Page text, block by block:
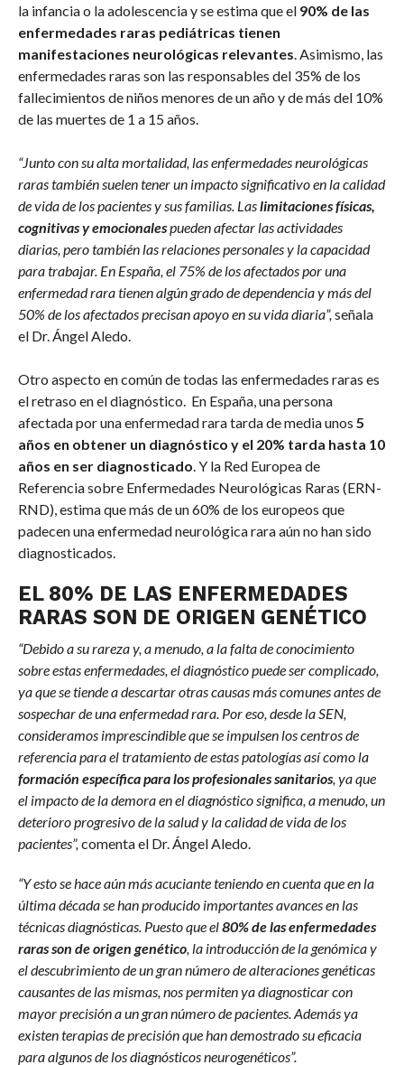
la infancia o la adolescencia y se estima que el 90% de las
enfermedades raras pediátricas tienen
manifestaciones neurológicas relevantes . Asimismo, las
enfermedades raras son las responsables del 35% de los
fallecimientos de niños menores de un año y de más del 10%
de las muertes de 1 a 15 años.
“Junto con su alta mortalidad, las enfermedades neurológicas
raras también suelen tener un impacto significativo en la calidad
de vida de los pacientes y sus familias. Laslimitaciones físicas,
cognitivas y emocionalespueden afectar las actividades
diarias, pero también las relaciones personales y la capacidad
para trabajar. En España, el 75% de los afectados por una
enfermedad rara tienen algún grado de dependencia y más del
50% de los afectados precisan apoyo en su vida diaria”, señala
el Dr. Ángel Aledo.
Otro aspecto en común de todas las enfermedades raras es
el retraso en el diagnóstico. En España, una persona
afectada por una enfermedad rara tarda de media unos 5
años en obtener un diagnóstico y el 20% tarda hasta 10
años en ser diagnosticado . Y la Red Europea de
Referencia sobre Enfermedades Neurológicas Raras (ERN-
RND), estima que más de un 60% de los europeos que
padecen una enfermedad neurológica rara aún no han sido
diagnosticados.
EL 80% DE LAS ENFERMEDADES
RARAS SON DE ORIGEN GENÉTICO
“Debido a su rareza y, a menudo, a la falta de conocimiento
sobre estas enfermedades, el diagnóstico puede ser complicado,
ya que se tiende a descartar otras causas más comunes antes de
sospechar de una enfermedad rara. Por eso, desde la SEN,
consideramos imprescindible que se impulsen los centros de
referencia para el tratamiento de estas patologías así como la
formación específica para los profesionales sanitarios, ya que
el impacto de la demora en el diagnóstico significa, a menudo, un
deterioro progresivo de la salud y la calidad de vida de los
pacientes”, comenta el Dr. Ángel Aledo.
“Y esto se hace aún más acuciante teniendo en cuenta que en la
última década se han producido importantes avances en las
técnicas diagnósticas. Puesto que el80% de las enfermedades
raras son de origen genético, la introducción de la genómica y
el descubrimiento de un gran número de alteraciones genéticas
causantes de las mismas, nos permiten ya diagnosticar con
mayor precisión a un gran número de pacientes. Además ya
existen terapias de precisión que han demostrado su eficacia
para algunos de los diagnósticos neurogenéticos”.